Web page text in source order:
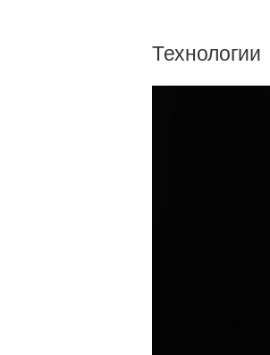
Технологии